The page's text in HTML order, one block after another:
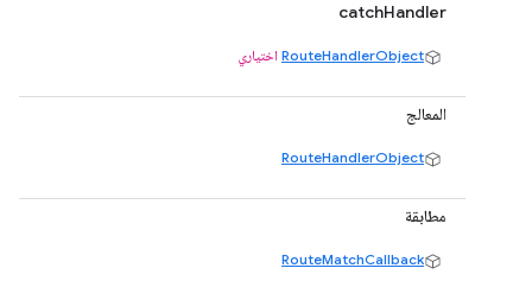
catchHandler
RouteHandlerObject اختياري
المعالج
RouteHandlerObject
مطابقة
RouteMatchCallback